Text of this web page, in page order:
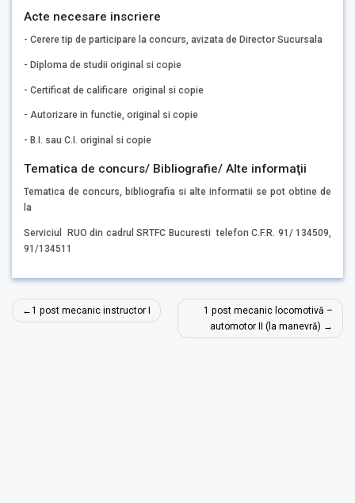
Acte necesare inscriere
- Cerere tip de participare la concurs, avizata de Director Sucursala
- Diploma de studii original si copie
- Certificat de calificare original si copie
- Autorizare in functie, original si copie
- B.I. sau C.I. original si copie
Tematica de concurs/ Bibliografie/ Alte informaţii
Tematica de concurs, bibliografia si alte informatii se pot obtine de
la
Serviciul RUO din cadrul SRTFC Bucuresti telefon C.F.R. 91/ 134509,
91/134511
Navigare
în
1 post mecanic instructor I
1 post mecanic locomotivă –
automotor II (la manevră)